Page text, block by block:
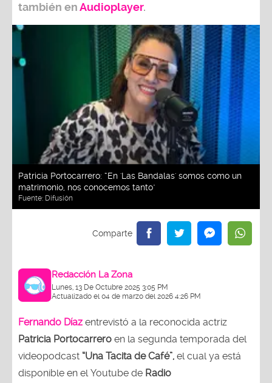
también enAudioplayer.
Patricia Portocarrero: “En 'Las Bandalas' somos como un
matrimonio, nos conocemos tanto"
Fuente: Difusión
Redacción La Zona
Lunes, 13 De Octubre 2025 3:05 PM
Actualizado el 04 de marzo del 2026 4:26 PM
Fernando Díaz entrevistó a la reconocida actriz
Patricia Portocarrero en la segunda temporada del
videopodcast “Una Tacita de Café”, el cual ya está
disponible en el Youtube de Radio